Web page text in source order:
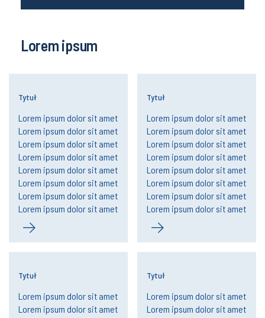
Lorem ipsum
Tytuł
Lorem ipsum dolor sit amet
Lorem ipsum dolor sit amet
Lorem ipsum dolor sit amet
Lorem ipsum dolor sit amet
Lorem ipsum dolor sit amet
Lorem ipsum dolor sit amet
Lorem ipsum dolor sit amet
Lorem ipsum dolor sit amet
Tytuł
Lorem ipsum dolor sit amet
Lorem ipsum dolor sit amet
Lorem ipsum dolor sit amet
Lorem ipsum dolor sit amet
Lorem ipsum dolor sit amet
Lorem ipsum dolor sit amet
Lorem ipsum dolor sit amet
Lorem ipsum dolor sit amet
Tytuł
Lorem ipsum dolor sit amet
Lorem ipsum dolor sit amet
Tytuł
Lorem ipsum dolor sit amet
Lorem ipsum dolor sit amet